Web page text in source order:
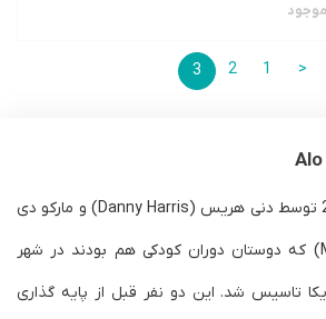
<
1
2
3
این کمپانی در سال 2007 توسط دنی هریس (Danny Harris) و مارکو دی
جرج (Marco DeGeorge) که دوستان دوران کودکی هم بودند در شهر
تاسیس شد. این دو نفر قبل از پایه گذاری